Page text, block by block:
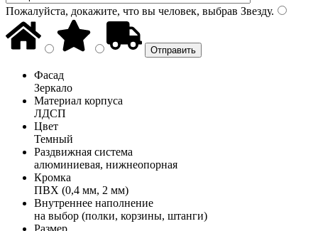
Пожалуйста, докажите, что вы человек, выбрав Звезду.
Фасад
Зеркало
Материал корпуса
ЛДСП
Цвет
Темный
Раздвижная система
алюминиевая, нижнеопорная
Кромка
ПВХ (0,4 мм, 2 мм)
Внутреннее наполнение
на выбор (полки, корзины, штанги)
Размер